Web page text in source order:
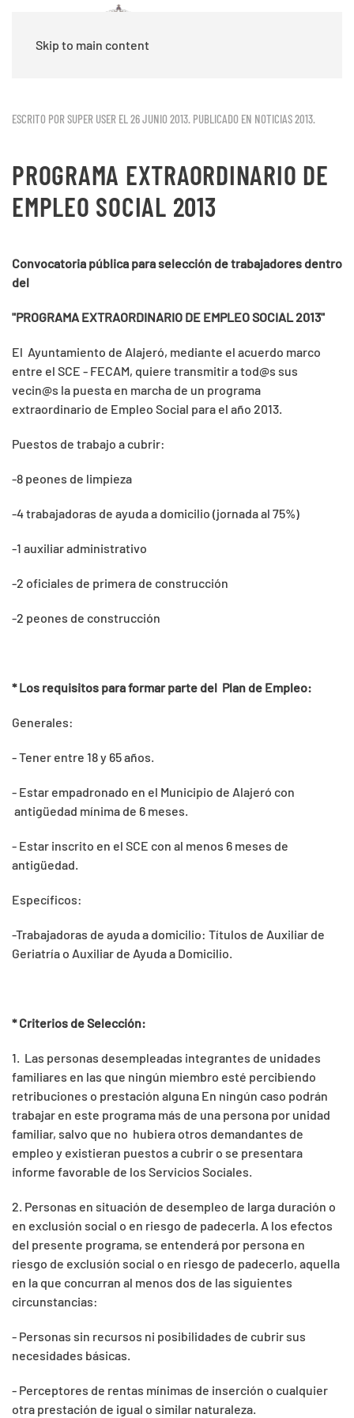
Skip to main content
ESCRITO POR SUPER USER EL26 JUNIO 2013. PUBLICADO EN NOTICIAS 2013.
PROGRAMA EXTRAORDINARIO DE
EMPLEO SOCIAL 2013
Convocatoria pública para selección de trabajadores dentro
del
"PROGRAMA EXTRAORDINARIO DE EMPLEO SOCIAL 2013"
El Ayuntamiento de Alajeró, mediante el acuerdo marco
entre el SCE - FECAM, quiere transmitir a tod@s sus
vecin@s la puesta en marcha de un programa
extraordinario de Empleo Social para el año 2013.
Puestos de trabajo a cubrir:
-8 peones de limpieza
-4 trabajadoras de ayuda a domicilio (jornada al 75%)
-1 auxiliar administrativo
-2 oficiales de primera de construcción
-2 peones de construcción
* Los requisitos para formar parte del Plan de Empleo:
Generales:
- Tener entre 18 y 65 años.
- Estar empadronado en el Municipio de Alajeró con
antigüedad mínima de 6 meses.
- Estar inscrito en el SCE con al menos 6 meses de
antigüedad.
Específicos:
-Trabajadoras de ayuda a domicilio: Títulos de Auxiliar de
Geriatría o Auxiliar de Ayuda a Domicilio.
* Criterios de Selección:
1. Las personas desempleadas integrantes de unidades
familiares en las que ningún miembro esté percibiendo
retribuciones o prestación alguna En ningún caso podrán
trabajar en este programa más de una persona por unidad
familiar, salvo que no hubiera otros demandantes de
empleo y existieran puestos a cubrir o se presentara
informe favorable de los Servicios Sociales.
2. Personas en situación de desempleo de larga duración o
en exclusión social o en riesgo de padecerla. A los efectos
del presente programa, se entenderá por persona en
riesgo de exclusión social o en riesgo de padecerlo, aquella
en la que concurran al menos dos de las siguientes
circunstancias:
- Personas sin recursos ni posibilidades de cubrir sus
necesidades básicas.
- Perceptores de rentas mínimas de inserción o cualquier
otra prestación de igual o similar naturaleza.